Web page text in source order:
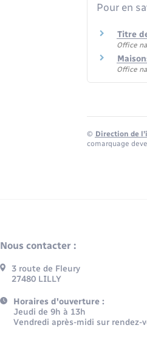
Pour en
Titre
Office
Office
© Direction de
comarquage
Nous contacter :
3 route de Fleury
27480 LILLY
Horaires d'ouverture :
Jeudi de 9h à 13h
Vendredi après-midi sur rendez-